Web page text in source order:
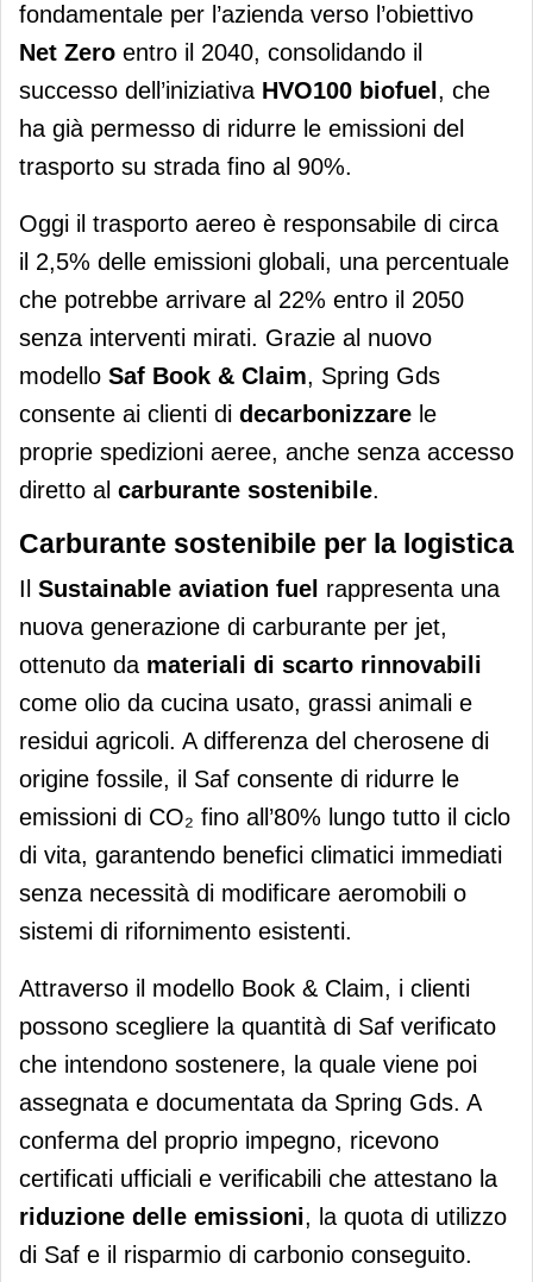
fondamentale per l’azienda verso l’obiettivo
Net Zero entro il 2040, consolidando il
successo dell’iniziativa HVO100 biofuel , che
ha già permesso di ridurre le emissioni del
trasporto su strada fino al 90%.
Oggi il trasporto aereo è responsabile di circa
il 2,5% delle emissioni globali, una percentuale
che potrebbe arrivare al 22% entro il 2050
senza interventi mirati. Grazie al nuovo
modello Saf Book & Claim, Spring Gds
consente ai clienti di decarbonizzare le
proprie spedizioni aeree, anche senza accesso
diretto al carburante sostenibile.
Carburante sostenibile per la logistica
Il Sustainable aviation fuel rappresenta una
nuova generazione di carburante per jet,
ottenuto da materiali di scarto rinnovabili
come olio da cucina usato, grassi animali e
residui agricoli. A differenza del cherosene di
origine fossile, il Saf consente di ridurre le
emissioni di CO₂ fino all’80% lungo tutto il ciclo
di vita, garantendo benefici climatici immediati
senza necessità di modificare aeromobili o
sistemi di rifornimento esistenti.
Attraverso il modello Book & Claim, i clienti
possono scegliere la quantità di Saf verificato
che intendono sostenere, la quale viene poi
assegnata e documentata da Spring Gds. A
conferma del proprio impegno, ricevono
certificati ufficiali e verificabili che attestano la
riduzione delle emissioni, la quota di utilizzo
di Saf e il risparmio di carbonio conseguito.